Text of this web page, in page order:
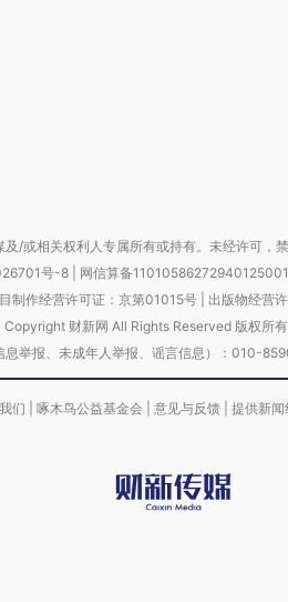
/或相关权利人专属所有或持有。未经许可，
号-8 网信算备
制作经营许可证：京第01015号| 出版物经营
Copyright 财新网 All Rights Reserved 版权所
息举报、未成年人举报、谣言信息）：010-
们 啄木鸟公益基金会 意见与反馈 提供新闻